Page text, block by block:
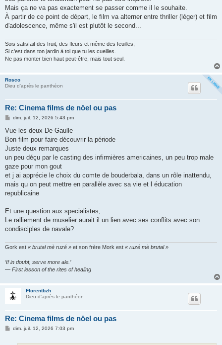
Mais ça ne va pas exactement se passer comme il le souhaite.
À partir de ce point de départ, le film va alterner entre thriller (léger) et film
d'adolescence, même s'il est plutôt le second...
Sois satisfait des fruit, des fleurs et même des feuilles,
Si c'est dans ton jardin à toi que tu les cueilles.
Ne pas monter bien haut peut-être, mais tout seul.
Rosco
Dieu d'après le panthéon
Re: Cinema films de nöel ou pas
M
s
a
g
dim. juil. 12, 2026 5:43 pm
Vue les deux De Gaulle
Bon film pour faire découvrir la période
Juste deux remarques
un peu déçu par le casting des infirmières americaines, un peu trop male
gaze pour mon gout
et j ai apprécie le choix du comte de bouderbala, dans un rôle inattendu,
mais qu on peut mettre en parallèle avec sa vie et l éducation
republicaine
Et une question aux specialistes,
Le ralliement de muselier aurait il un lien avec ses conflits avec son
condisciples de navale?
Gork est « brutal mè ruzé » et son frère Mork est « ruzé mè brutal »
‘If in doubt, serve more ale.’
— First lesson of the rites of healing
Florentbzh
Dieu d'après le panthéon
Re: Cinema films de nöel ou pas
Mdim. juil. 12, 2026 7:03 pm